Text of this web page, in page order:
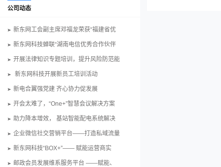
公司动态
新东网工会副主席邓福龙荣获“福建省优
新东网科技蝉联“湖南电信优秀合作伙伴
开展法律知识专题培训，提升风险防范能
新东网科技开展新员工培训活动
新电合翼强党建 齐心协力促发展
开会太难了，“One+”智慧会议解决方案
助力降本增效， 基站智能配电系统解决
企业微信社交营销平台——打造私域流量
新东网科技“BOX+”—— 赋能运营商实
邮政会员发展维系服务平台 ——赋能、